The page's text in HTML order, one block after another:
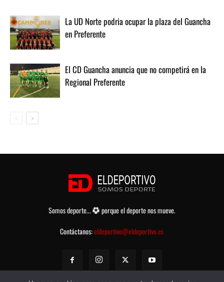
La UD Norte podria ocupar la plaza del Guancha
en Preferente
El CD Guancha anuncia que no competirá en la
Regional Preferente
Somos deporte...
porque el deporte nos mueve.
Contáctanos:eldeportivo@eldeportivo.es